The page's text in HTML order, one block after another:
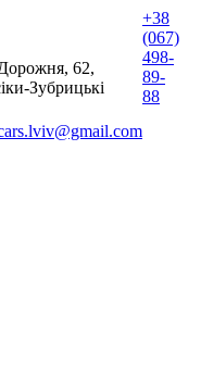
62,
Зубрицькі
+38
(067)
498-
89-
88